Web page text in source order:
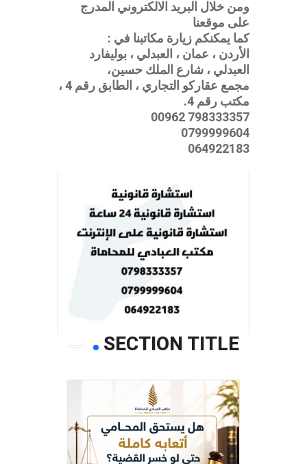
ومن خلال البريد الالكتروني المدرج
على موقعنا
كما يمكنكم زيارة مكاتبنا في :
الأردن ، عمان ، العبدلي ، بوليفارد
العبدلي ، شارع الملك حسين،
مجمع عقاركو التجاري ، الطابق رقم 4 ،
مكتب رقم 4.
798333357 00962
0799999604
064922183
SECTION TITLE